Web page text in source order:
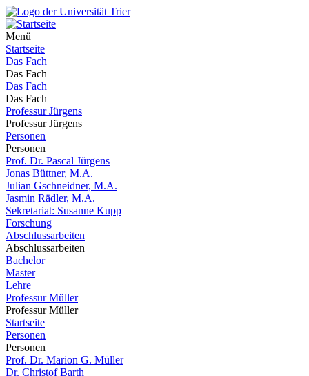
Menü
Startseite
Das Fach
Das Fach
Das Fach
Das Fach
Professur Jürgens
Professur Jürgens
Personen
Personen
Prof. Dr. Pascal Jürgens
Jonas Büttner, M.A.
Julian Gschneidner, M.A.
Jasmin Rädler, M.A.
Sekretariat: Susanne Kupp
Forschung
Abschlussarbeiten
Abschlussarbeiten
Bachelor
Master
Lehre
Professur Müller
Professur Müller
Startseite
Personen
Personen
Prof. Dr. Marion G. Müller
Dr. Christof Barth